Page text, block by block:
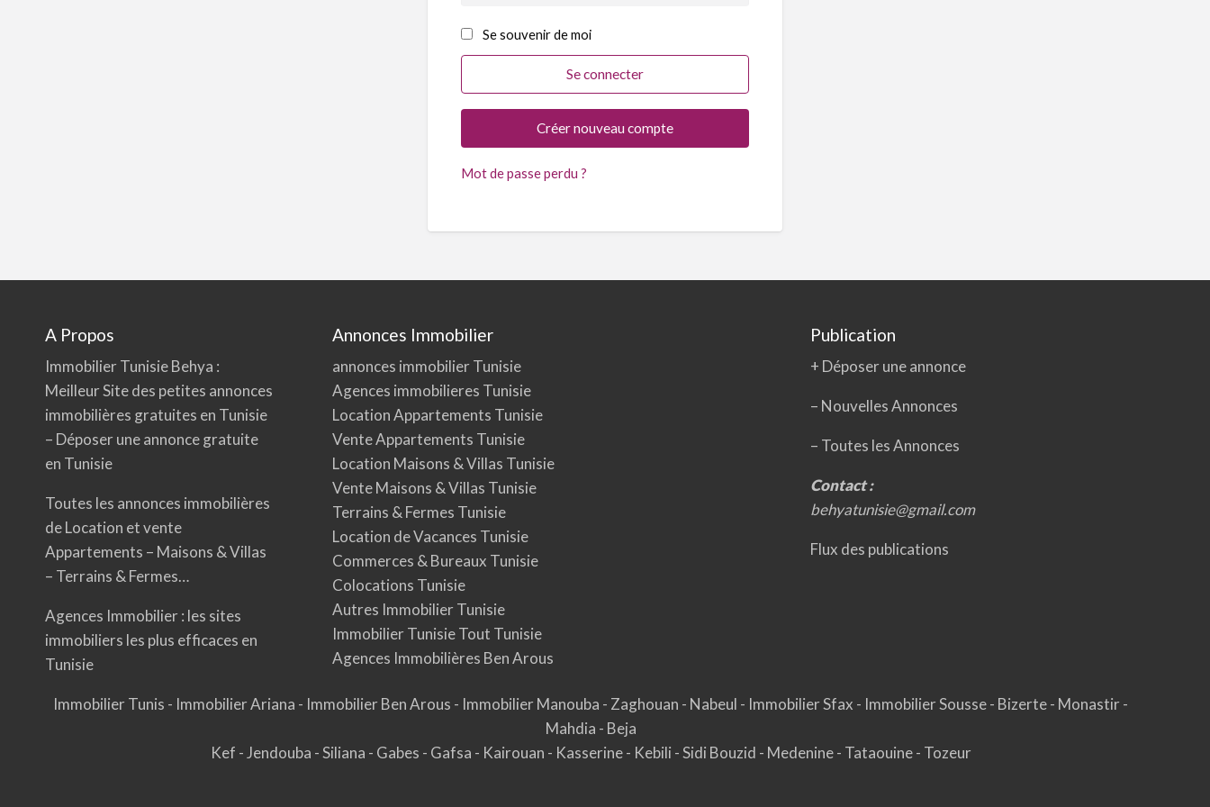
Se souvenir de moi
Créer nouveau compte
Mot de passe perdu ?
A Propos
Immobilier TunisieBehya :
Meilleur Site des petites annonces
immobilières gratuites en Tunisie
– Déposer une annonce gratuite
en Tunisie
Toutes les annonces immobilières
de Location et vente
Appartements – Maisons & Villas
– Terrains & Fermes…
Agences Immobilier : les sites
immobiliers les plus efficaces en
Tunisie
Annonces Immobilier
annonces immobilier Tunisie
Agences immobilieres Tunisie
Location Appartements Tunisie
Vente Appartements Tunisie
Location Maisons & Villas Tunisie
Vente Maisons & Villas Tunisie
Terrains & Fermes Tunisie
Location de Vacances Tunisie
Commerces & Bureaux Tunisie
Colocations Tunisie
Autres Immobilier Tunisie
Immobilier Tunisie Tout Tunisie
Agences Immobilières Ben Arous
Publication
+ Déposer une annonce
– Nouvelles Annonces
– Toutes les Annonces
Contact :
behyatunisie@gmail.com
Flux des publications
Immobilier Tunis - Immobilier Ariana - Immobilier Ben Arous - Immobilier Manouba - Zaghouan - Nabeul - Immobilier Sfax - Immobilier Sousse- Bizerte- Monastir-
Mahdia - Beja
Kef -Jendouba -Siliana - Gabes - Gafsa - Kairouan - Kasserine- Kebili -Sidi Bouzid - Medenine- Tataouine- Tozeur